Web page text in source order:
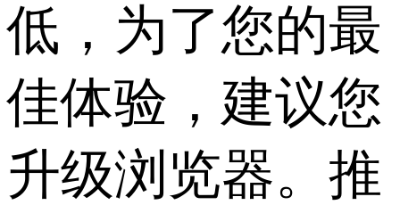
低，为了您的最
佳体验，建议您
升级浏览器。推